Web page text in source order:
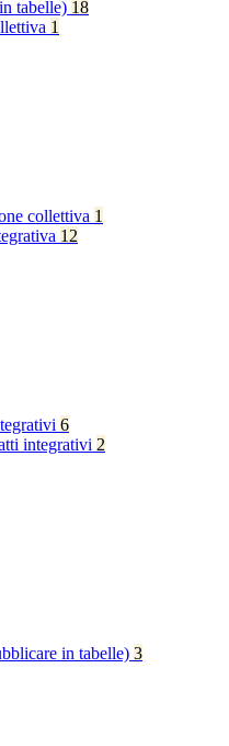
tabelle) 18
1
collettiva 1
12
6
integrativi 2
in tabelle) 3